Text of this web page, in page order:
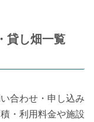
貸し畑一覧
合わせ・申し込み
・利用料金や施設